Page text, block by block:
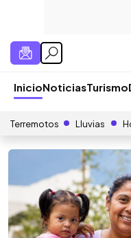
InicioNoticiasTurismo
Terremotos Lluvias